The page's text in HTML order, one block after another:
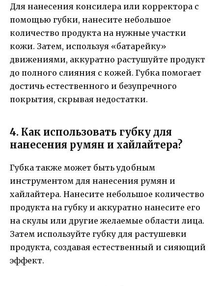
Для нанесения консилера или корректора с
помощью губки, нанесите небольшое
количество продукта на нужные участки
кожи. Затем, используя «батарейку»
движениями, аккуратно растушуйте продукт
до полного слияния с кожей. Губка помогает
достичь естественного и безупречного
покрытия, скрывая недостатки.
4. Как использовать губку для
нанесения румян и хайлайтера?
Губка также может быть удобным
инструментом для нанесения румян и
хайлайтера. Нанесите небольшое количество
продукта на губку и аккуратно нанесите его
на скулы или другие желаемые области лица.
Затем используйте губку для растушевки
продукта, создавая естественный и сияющий
эффект.